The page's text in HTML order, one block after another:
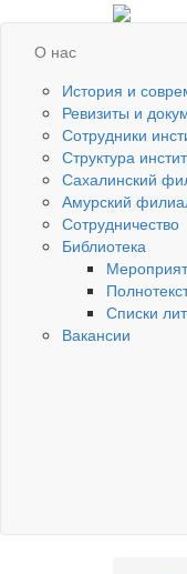
О нас
История и
Ревизиты и
Сотрудники
Структура
Сахалинский
Амурский
Сотрудничество
Библиотека
Списки
Вакансии